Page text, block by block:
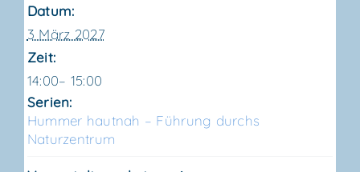
Datum:
3 März 2027
Zeit:
14:00– 15:00
Serien:
Hum­mer haut­nah – Füh­rung durchs
Naturzentrum